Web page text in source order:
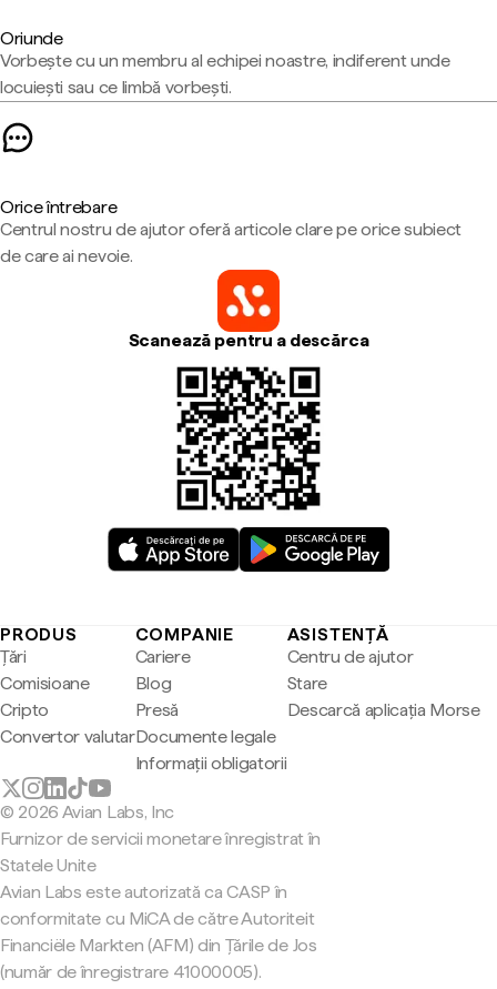
Oriunde
Vorbește cu un membru al echipei noastre, indiferent unde
locuiești sau ce limbă vorbești.
Orice întrebare
Centrul nostru de ajutor oferă articole clare pe orice subiect
de care ai nevoie.
Scanează pentru a descărca
PRODUS
Țări
Comisioane
Cripto
Convertor valutar
COMPANIE
Cariere
Blog
Presă
Documente legale
Informații obligatorii
ASISTENȚĂ
Centru de ajutor
Stare
Descarcă aplicația Morse
© 2026 Avian Labs, Inc
Furnizor de servicii monetare înregistrat în
Statele Unite
Avian Labs este autorizată ca CASP în
conformitate cu MiCA de către Autoriteit
Financiële Markten (AFM) din Țările de Jos
(număr de înregistrare 41000005).